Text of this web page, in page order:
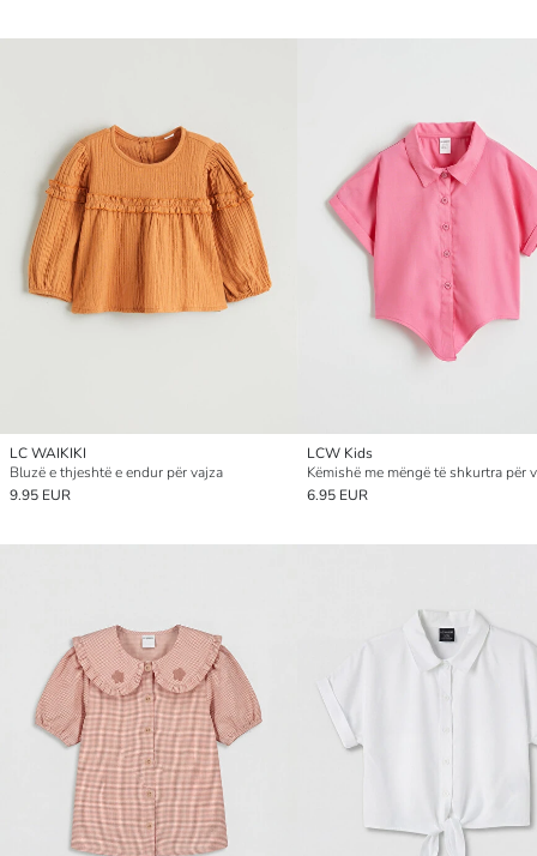
LC WAIKIKI
Bluzë e thjeshtë e endur për vajza
9.95 EUR
LCW Kids
Këmishë me mëngë të shkurtra për
6.95 EUR